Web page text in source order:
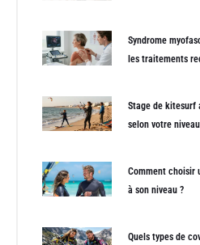
Syndrome
les traitements
Stage de kitesurf
selon votre
Comment choisir
à son niveau ?
Quels types de